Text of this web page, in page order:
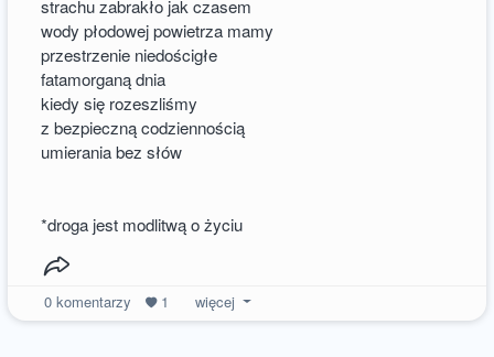
strachu zabrakło jak czasem
wody płodowej powietrza mamy
przestrzenie niedościgłe
fatamorganą dnia
kiedy się rozeszliśmy
z bezpieczną codziennością
umierania bez słów
*droga jest modlitwą o życiu
0komentarzy 1 więcej